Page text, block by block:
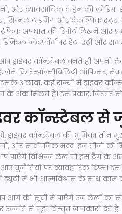
और व्यावसायिक वाहन की
सिग्नल टाइमिंग और वैकल्पिक रूट्स
अपघात की रिपोर्ट लिखने और
प्लेटफ़ॉर्म पर डेटा एंट्री और
ड्राइवर कॉन्स्टेबल बनते ही अपनी
जैसे कि रेस्पॉन्सीबिलिटी ऑफिसर,
इसके अलावा, कई राज्यों में ड्राइवर
के अंक मिलते हैं। इस प्रकार,
कॉन्स्टेबल से
ड्राइवर कॉन्स्टेबल की भूमिका तीन
और सार्वजनिक मदद। इन तीनों
पाएँगे विभिन्न लेख जो इस टैग के
आए चुनौतियों पर व्यावहारिक
ड्यूटी में भी आत्मविश्वास के साथ
आगे की सूची में पाएँगे उन लेखों का संग्रह
उन्नति से जुड़ी विस्तृत जानकारी देते